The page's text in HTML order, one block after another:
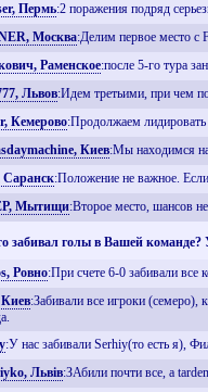
Пермь:2 поражения подряд
Москва:Делим первое место с
Раменское:после 5-го тура
Львов:Идем третьими, при чем
Кемерово:Продолжаем
Киев:Мы находимся
:Положение не важное.
Мытищи:Второе место, шансов
забивал голы в Вашей
Ровно:При счете 6-0 забивали все
Киев:Забивали все игроки
:У нас забивали Serhiy(то есть я),
Львiв:ЗАбили почти все, а